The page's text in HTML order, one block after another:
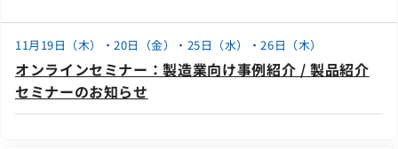
11月19日（木）・20日（金）・25日（水）・26日（木）
オンラインセミナー：製造業向け事例紹介 / 製品紹介
セミナーのお知らせ